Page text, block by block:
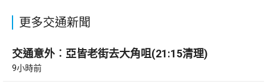
更多交通新聞
交通意外︰亞皆老街去大角咀(21:15清理)
9小時前